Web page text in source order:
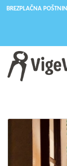
BREZPLAČNA